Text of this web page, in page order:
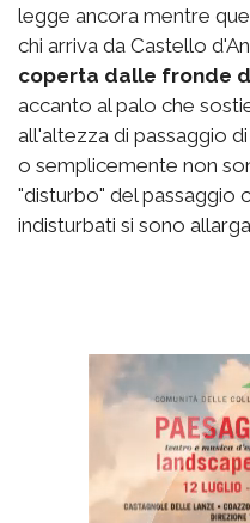
legge ancora mentre
chi arriva da Castello
coperta dalle fronde
accanto al palo che
all'altezza di passaggio
o semplicemente non
"disturbo" del passaggio
indisturbati si sono